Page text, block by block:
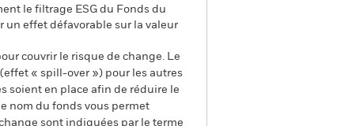
le filtrage ESG du Fonds du
un effet défavorable sur la valeur
couvrir le risque de change. Le
« spill-over ») pour les autres
soient en place afin de réduire le
nom du fonds vous permet
sont indiquées par le terme